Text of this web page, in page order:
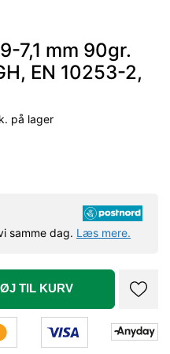
7,1 mm 90gr.
EN 10253-2,
på lager
samme dag. Læs mere.
TIL KURV